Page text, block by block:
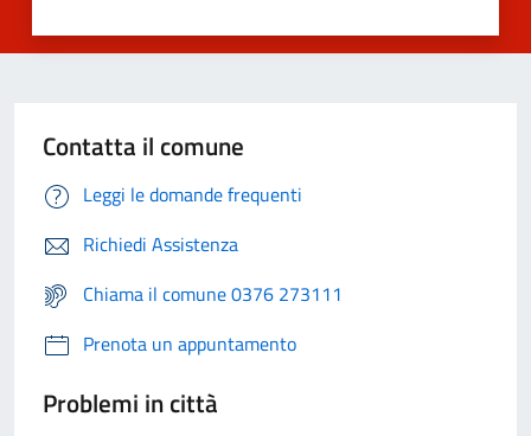
Contatta il comune
Leggi le domande frequenti
Richiedi Assistenza
Chiama il comune 0376 273111
Prenota un appuntamento
Problemi in città